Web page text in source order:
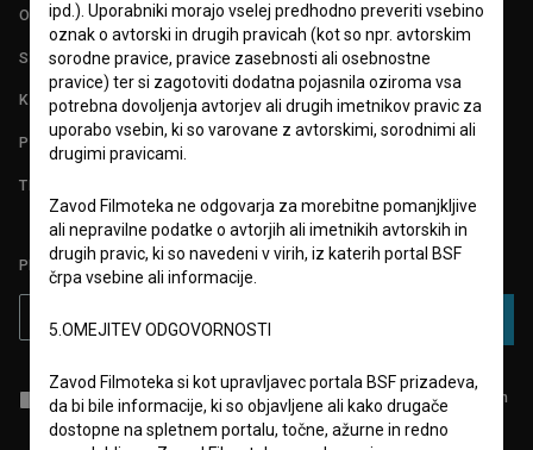
O PROJEKTU
STATISTIKA
KONTAKT
POGOSTA VPRAŠANJA
TEST FUNKCIONALNOSTI
PRIJAVITE SE NA BSF NOVIČNIK:
Sprejemam splošne pogoje in dajem soglasje
za zbiranje, hrambo in
obdelavo osebnih podatkov.
ipd.). Uporabniki morajo vselej predhodno preveriti vsebino
oznak o avtorski in drugih pravicah (kot so npr. avtorskim
sorodne pravice, pravice zasebnosti ali osebnostne
pravice) ter si zagotoviti dodatna pojasnila oziroma vsa
potrebna dovoljenja avtorjev ali drugih imetnikov pravic za
uporabo vsebin, ki so varovane z avtorskimi, sorodnimi ali
drugimi pravicami.
Zavod Filmoteka ne odgovarja za morebitne pomanjkljive
ali nepravilne podatke o avtorjih ali imetnikih avtorskih in
drugih pravic, ki so navedeni v virih, iz katerih portal BSF
črpa vsebine ali informacije.
5.OMEJITEV ODGOVORNOSTI
Zavod Filmoteka si kot upravljavec portala BSF prizadeva,
da bi bile informacije, ki so objavljene ali kako drugače
dostopne na spletnem portalu, točne, ažurne in redno